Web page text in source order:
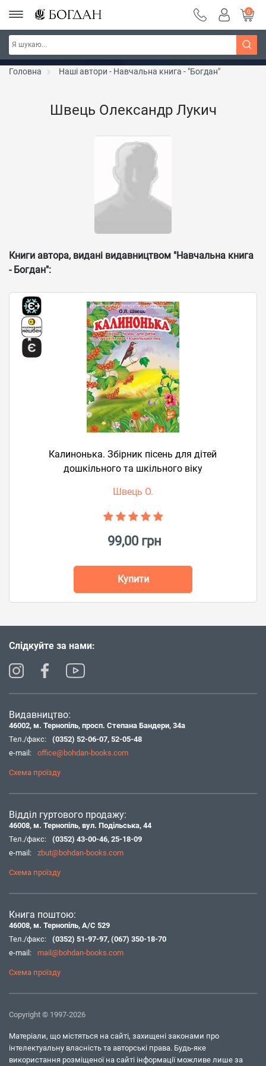
РОЗПРОДАЖ ~ 150 грн ~ 200 грн ~ 250 грн ~
300 грн ~ РОЗПРОДАЖ
Дізнатись більше
0
Головна Наші автори - Навчальна книга - "Богдан"
Швець Олександр Лукич
Книги автора, видані видавництвом "Навчальна книга
- Богдан":
Калинонька. Збірник пісень для дітей
дошкільного та шкільного віку
Швець О.
99,00 грн
Купити
Слідкуйте за нами:
Видавництво:
46002, м. Тернопіль, просп. Степана Бандери, 34а
Тел./факс:
(0352) 52-06-07, 52-05-48
e-mail:
office@bohdan-books.com
Схема проїзду
Відділ гуртового продажу:
46008, м. Тернопіль, вул. Подільська, 44
Тел./факс:
(0352) 43-00-46, 25-18-09
e-mail:
zbut@bohdan-books.com
Схема проїзду
Книга поштою:
46008, м. Тернопіль, А/С 529
Тел./факс:
(0352) 51-97-97, (067) 350-18-70
e-mail:
mail@bohdan-books.com
Схема проїзду
Copyright © 1997-2026
Матеріали, що містяться на сайті, захищені законами про
інтелектуальну власність та авторські права. Будь-яке
використання розміщеної на сайті інформації можливе лише за